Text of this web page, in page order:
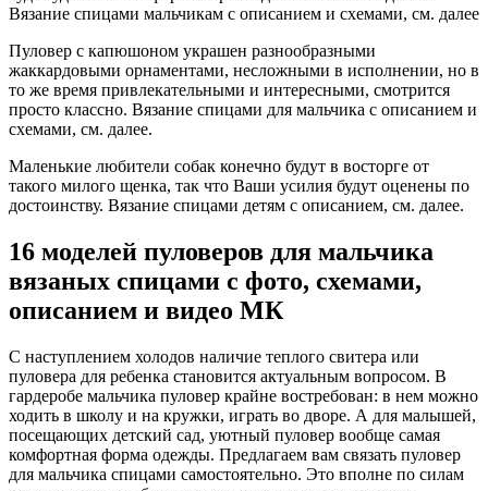
Вязание спицами мальчикам с описанием и схемами, см. далее
Пуловер с капюшоном украшен разнообразными
жаккардовыми орнаментами, несложными в исполнении, но в
то же время привлекательными и интересными, смотрится
просто классно. Вязание спицами для мальчика с описанием и
схемами, см. далее.
Маленькие любители собак конечно будут в восторге от
такого милого щенка, так что Ваши усилия будут оценены по
достоинству. Вязание спицами детям с описанием, см. далее.
16 моделей пуловеров для мальчика
вязаных спицами с фото, схемами,
описанием и видео МК
С наступлением холодов наличие теплого свитера или
пуловера для ребенка становится актуальным вопросом. В
гардеробе мальчика пуловер крайне востребован: в нем можно
ходить в школу и на кружки, играть во дворе. А для малышей,
посещающих детский сад, уютный пуловер вообще самая
комфортная форма одежды. Предлагаем вам связать пуловер
для мальчика спицами самостоятельно. Это вполне по силам